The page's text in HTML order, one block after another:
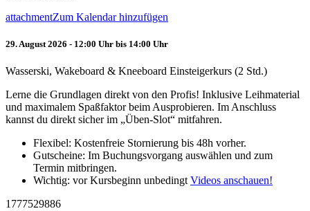
attachmentZum Kalendar hinzufügen
29. August 2026 - 12:00 Uhr bis 14:00 Uhr
Wasserski, Wakeboard & Kneeboard Einsteigerkurs (2 Std.)
Lerne die Grundlagen direkt von den Profis! Inklusive Leihmaterial
und maximalem Spaßfaktor beim Ausprobieren. Im Anschluss
kannst du direkt sicher im „Üben-Slot“ mitfahren.
Flexibel: Kostenfreie Stornierung bis 48h vorher.
Gutscheine: Im Buchungsvorgang auswählen und zum
Termin mitbringen.
Wichtig: vor Kursbeginn unbedingt Videos anschauen!
1777529886